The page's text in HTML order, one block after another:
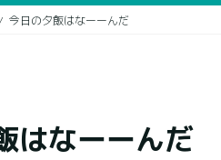
今日の夕飯はなーーんだ
はなーーんだ